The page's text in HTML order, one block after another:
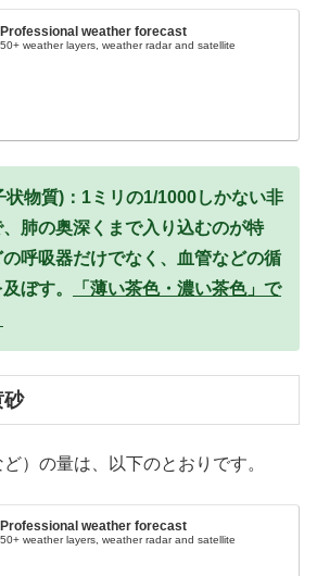
Professional weather forecast
50+ weather layers, weather radar and satellite
物質)：1ミリの1/1000しかない非
肺の奥深くまで入り込むのが特
呼吸器だけでなく、血管などの循
ぼす。
「薄い茶色・濃い茶色」で
砂
）の量は、以下のとおりです。
Professional weather forecast
50+ weather layers, weather radar and satellite